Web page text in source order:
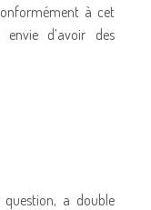
à cet
d’avoir des
a double